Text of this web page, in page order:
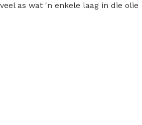
as wat 'n enkele laag in die olie